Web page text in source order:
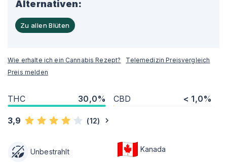
Alternativen:
Zu allen Blüten
Wie erhalte ich ein Cannabis Rezept?
Telemedizin Preisvergleich
Preis melden
THC 30,0% CBD < 1,0%
3,9 (12)
Unbestrahlt Kanada